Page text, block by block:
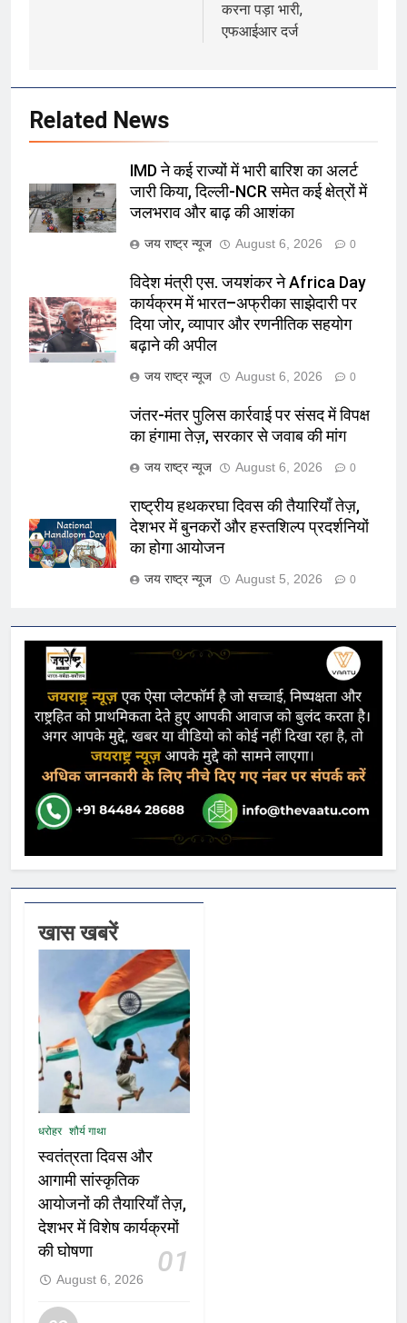
करना पड़ा भारी,
एफआईआर दर्ज
Related News
IMD ने कई राज्यों में भारी बारिश का अलर्ट
जारी किया, दिल्ली-NCR समेत कई क्षेत्रों में
जलभराव और बाढ़ की आशंका
जय राष्ट्र न्यूज August 6, 2026 0
विदेश मंत्री एस. जयशंकर ने Africa Day
कार्यक्रम में भारत–अफ्रीका साझेदारी पर
दिया जोर, व्यापार और रणनीतिक सहयोग
बढ़ाने की अपील
जय राष्ट्र न्यूज August 6, 2026 0
जंतर-मंतर पुलिस कार्रवाई पर संसद में विपक्ष
का हंगामा तेज़, सरकार से जवाब की मांग
जय राष्ट्र न्यूज August 6, 2026 0
राष्ट्रीय हथकरघा दिवस की तैयारियाँ तेज़,
देशभर में बुनकरों और हस्तशिल्प प्रदर्शनियों
का होगा आयोजन
जय राष्ट्र न्यूज August 5, 2026 0
खास खबरें
धरोहर शौर्य गाथा
स्वतंत्रता दिवस और
आगामी सांस्कृतिक
आयोजनों की तैयारियाँ तेज़,
देशभर में विशेष कार्यक्रमों
की घोषणा
01
August 6, 2026